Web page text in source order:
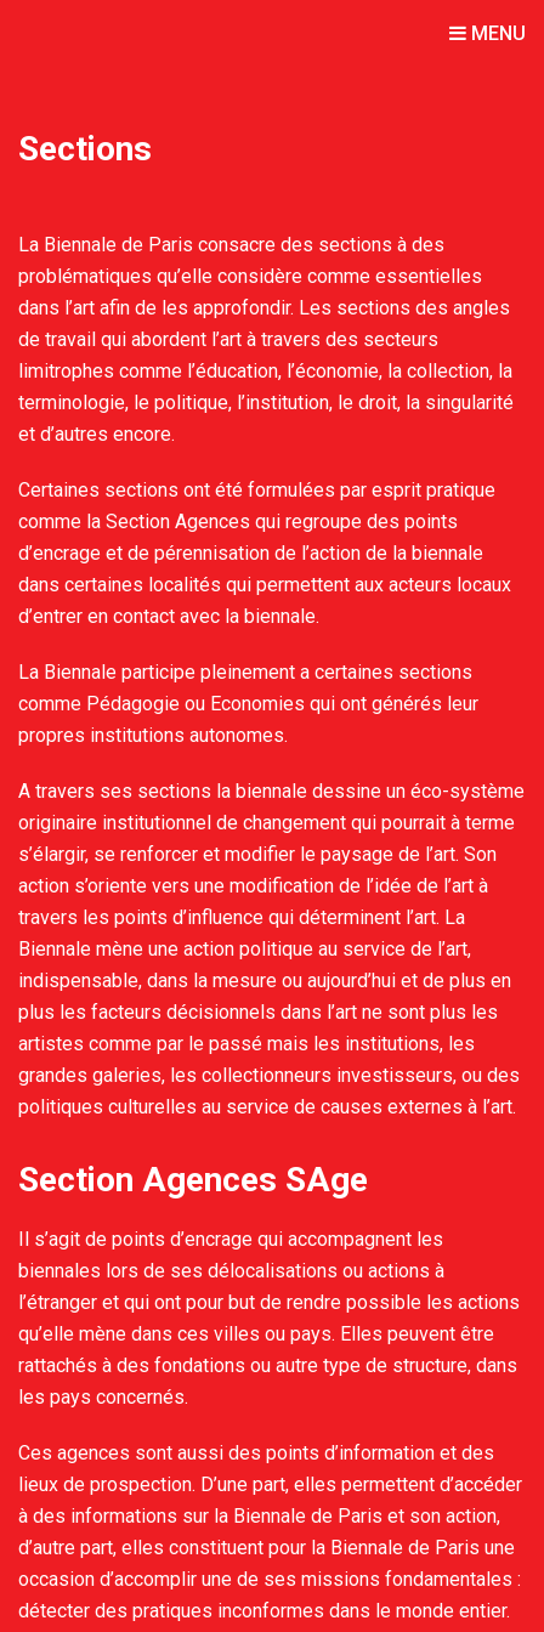
MENU
Sections
La Biennale de Paris consacre des sections à des
problématiques qu’elle considère comme essentielles
dans l’art afin de les approfondir. Les sections des angles
de travail qui abordent l’art à travers des secteurs
limitrophes comme l’éducation, l’économie, la collection, la
terminologie, le politique, l’institution, le droit, la singularité
et d’autres encore.
Certaines sections ont été formulées par esprit pratique
comme la Section Agences qui regroupe des points
d’encrage et de pérennisation de l’action de la biennale
dans certaines localités qui permettent aux acteurs locaux
d’entrer en contact avec la biennale.
La Biennale participe pleinement a certaines sections
comme Pédagogie ou Economies qui ont générés leur
propres institutions autonomes.
A travers ses sections la biennale dessine un éco-système
originaire institutionnel de changement qui pourrait à terme
s’élargir, se renforcer et modifier le paysage de l’art. Son
action s’oriente vers une modification de l’idée de l’art à
travers les points d’influence qui déterminent l’art. La
Biennale mène une action politique au service de l’art,
indispensable, dans la mesure ou aujourd’hui et de plus en
plus les facteurs décisionnels dans l’art ne sont plus les
artistes comme par le passé mais les institutions, les
grandes galeries, les collectionneurs investisseurs, ou des
politiques culturelles au service de causes externes à l’art.
Section Agences SAge
Il s’agit de points d’encrage qui accompagnent les
biennales lors de ses délocalisations ou actions à
l’étranger et qui ont pour but de rendre possible les actions
qu’elle mène dans ces villes ou pays. Elles peuvent être
rattachés à des fondations ou autre type de structure, dans
les pays concernés.
Ces agences sont aussi des points d’information et des
lieux de prospection. D’une part, elles permettent d’accéder
à des informations sur la Biennale de Paris et son action,
d’autre part, elles constituent pour la Biennale de Paris une
occasion d’accomplir une de ses missions fondamentales :
détecter des pratiques inconformes dans le monde entier.